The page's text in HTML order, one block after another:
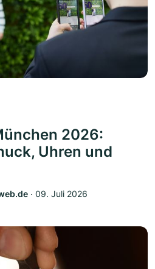
2026:
Uhren und
‧ 09. Juli 2026